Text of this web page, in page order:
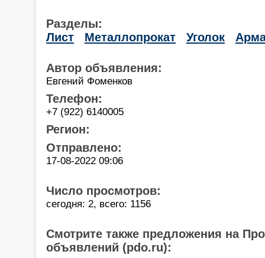
Разделы:
Лист
Металлопрокат Уголок
Автор объявления:
Евгений Фоменков
Телефон:
+7 (922) 6140005
Регион:
Отправлено:
17-08-2022 09:06
Число просмотров:
сегодня: 2, всего: 1156
Смотрите также предложения на
объявлений (pdo.ru):